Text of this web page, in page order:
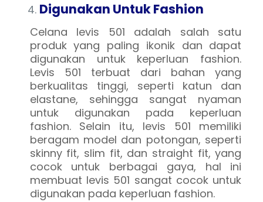
Digunakan Untuk Fashion
Celana levis 501 adalah salah satu
produk yang paling ikonik dan dapat
digunakan untuk keperluan fashion.
Levis 501 terbuat dari bahan yang
berkualitas tinggi, seperti katun dan
elastane, sehingga sangat nyaman
untuk digunakan pada keperluan
fashion. Selain itu, levis 501 memiliki
beragam model dan potongan, seperti
skinny fit, slim fit, dan straight fit, yang
cocok untuk berbagai gaya, hal ini
membuat levis 501 sangat cocok untuk
digunakan pada keperluan fashion.